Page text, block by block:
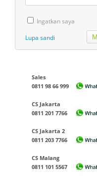
Ingatkan saya
Lupa sandi
Sales
0811 98 66 999
CS Jakarta
0811 201 7766
CS Jakarta 2
0811 203 7766
CS Malang
0811 101 5567